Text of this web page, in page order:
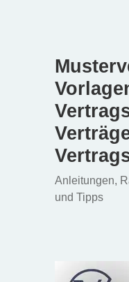
Anleitungen,
und Tipps